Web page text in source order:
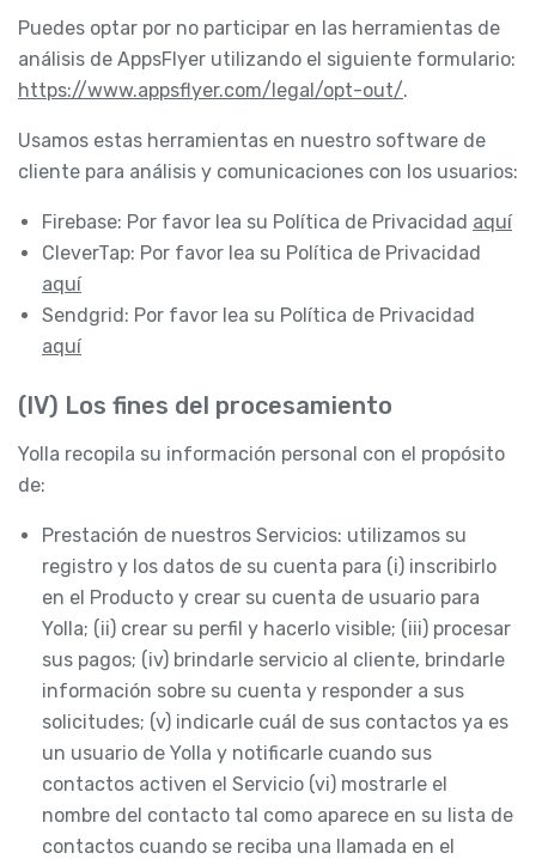
Puedes optar por no participar en las herramientas de
análisis de AppsFlyer utilizando el siguiente formulario:
https://www.appsflyer.com/legal/opt-out/.
Usamos estas herramientas en nuestro software de
cliente para análisis y comunicaciones con los usuarios:
Firebase: Por favor lea su Política de Privacidad aquí
CleverTap: Por favor lea su Política de Privacidad
aquí
Sendgrid: Por favor lea su Política de Privacidad
aquí
(IV) Los fines del procesamiento
Yolla recopila su información personal con el propósito
de:
Prestación de nuestros Servicios: utilizamos su
registro y los datos de su cuenta para (i) inscribirlo
en el Producto y crear su cuenta de usuario para
Yolla; (ii) crear su perfil y hacerlo visible; (iii) procesar
sus pagos; (iv) brindarle servicio al cliente, brindarle
información sobre su cuenta y responder a sus
solicitudes; (v) indicarle cuál de sus contactos ya es
un usuario de Yolla y notificarle cuando sus
contactos activen el Servicio (vi) mostrarle el
nombre del contacto tal como aparece en su lista de
contactos cuando se reciba una llamada en el